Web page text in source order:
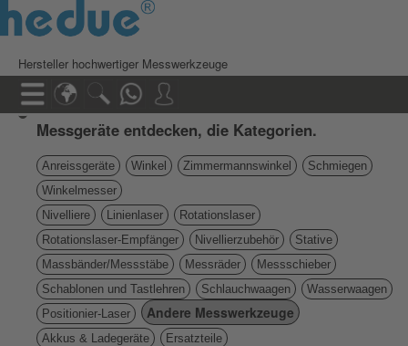
Hersteller hochwertiger Messwerkzeuge
Messgeräte entdecken, die Kategorien.
Anreissgeräte Winkel Zimmermannswinkel
Schmiegen
Winkelmesser
Nivelliere
Linienlaser
Rotationslaser
Rotationslaser-Empfänger
Nivellierzubehör
Stative
Massbänder/Messstäbe
Messräder
Messschieber
Schablonen und Tastlehren
Schlauchwaagen
Wasserwaagen
Positionier-Laser
Andere Messwerkzeuge
Akkus & Ladegeräte Ersatzteile